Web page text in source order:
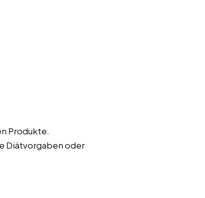
Produkte.
Diätvorgaben oder